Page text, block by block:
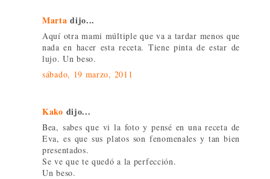
Marta dijo...
Aquí otra mami múltiple que va a tardar menos que
nada en hacer esta receta. Tiene pinta de estar de
lujo. Un beso.
sábado, 19 marzo, 2011
Kako dijo...
Bea, sabes que vi la foto y pensé en una receta de
Eva, es que sus platos son fenomenales y tan bien
presentados.
Se ve que te quedó a la perfección.
Un beso.